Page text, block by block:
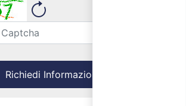
Richiedi Informazioni